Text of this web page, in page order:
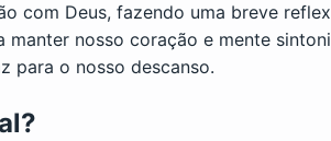
com Deus, fazendo uma breve
nosso coração e mente
para o nosso descanso.